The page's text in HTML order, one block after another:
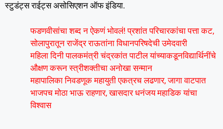
स्टुडंट्स राईट्स असोसिएशन ऑफ इंडिया.
फडणवीसांचा शब्द न ऐकणं भोवलं! प्रशांत परिचारकांचा पत्ता कट,
सोलापुरातून राजेंद्र राऊतांना विधानपरिषदेची उमेदवारी
महिला दिनी पालकमंत्री चंद्रकांत पाटील यांच्याकडूनविद्यार्थिनींचे
औक्षण करून स्त्रीशक्तीचा अनोखा सन्मान
महापालिका निवडणूक महायुती एकत्रच लढणार, जागा वाटपात
भाजपच मोठा भाऊ राहणार, खासदार धनंजय महाडिक यांचा
विश्वास